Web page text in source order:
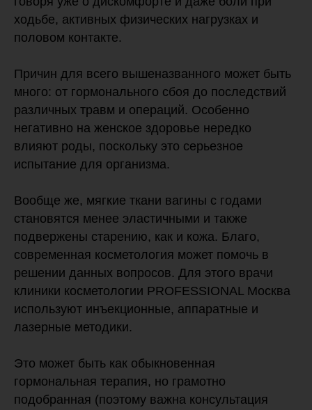
ходьбе, активных физических нагрузках и
половом контакте.
Причин для всего вышеназванного может быть
много: от гормонального сбоя до последствий
различных травм и операций. Особенно
негативно на женское здоровье нередко
влияют роды, поскольку это серьезное
испытание для организма.
Вообще же, мягкие ткани вагины с годами
становятся менее эластичными и также
подвержены старению, как и кожа. Благо,
современная косметология может помочь в
решении данных вопросов. Для этого врачи
клиники косметологии PROFESSIONAL Москва
используют инъекционные, аппаратные и
лазерные методики.
Это может быть как обыкновенная
гормональная терапия, но грамотно
подобранная (поэтому важна консультация